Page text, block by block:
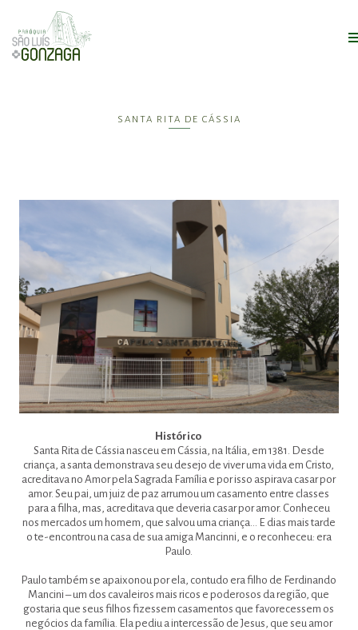
SANTA RITA DE CÁSSIA
Histórico
Santa Rita de Cássia nasceu em Cássia, na Itália, em 1381. Desde
criança, a santa demonstrava seu desejo de viver uma vida em Cristo,
acreditava no Amor pela Sagrada Família e por isso aspirava casar por
amor. Seu pai, um juiz de paz arrumou um casamento entre classes
para a filha, mas, acreditava que deveria casar por amor. Conheceu
nos mercados um homem, que salvou uma criança… E dias mais tarde
o te-encontrou na casa de sua amiga Mancinni, e o reconheceu: era
Paulo.
Paulo também se apaixonou por ela, contudo era filho de Ferdinando
Mancini – um dos cavaleiros mais ricos e poderosos da região, que
gostaria que seus filhos fizessem casamentos que favorecessem os
negócios da família. Ela pediu a intercessão de Jesus, que seu amor